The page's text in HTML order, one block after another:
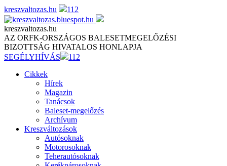
Skip
to
content
kreszvaltozas.hu 112
kreszvaltozas.hu
AZ ORFK-ORSZÁGOS BALESETMEGELŐZÉSI
BIZOTTSÁG HIVATALOS HONLAPJA
SEGÉLYHÍVÁS
112
Cikkek
Hírek
Magazin
Tanácsok
Baleset-megelőzés
Archívum
Kreszváltozások
Autósoknak
Motorosoknak
Teherautósoknak